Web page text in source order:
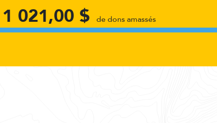
021,00 $ de dons amassés